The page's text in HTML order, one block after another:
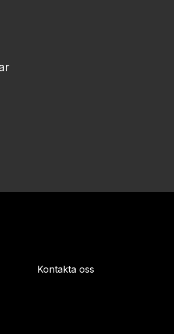
Kontakta oss